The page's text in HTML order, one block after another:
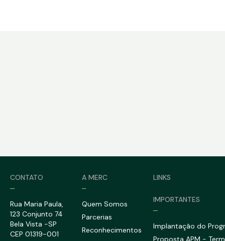
CONTATO
Rua Maria Paula,
123 Conjunto 74
Bela Vista -SP
CEP 01319-001
A MERC
Quem Somos
Parcerias
Reconhecimentos
LINKS
IMPORTANTES
Implantação do
Proposta APM -